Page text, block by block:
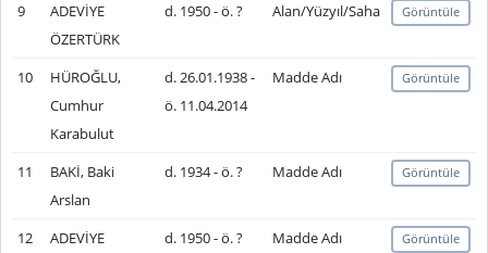
9
ADEVİYE
ÖZERTÜRK
d. 1950 - ö. ? Alan/Yüzyıl/Saha Görüntüle
10
HÜROĞLU,
Cumhur
Karabulut
d. 26.01.1938 -
ö. 11.04.2014
Madde Adı Görüntüle
11
BAKİ, Baki
Arslan
d. 1934 - ö. ? Madde Adı Görüntüle
12 ADEVİYE d. 1950 - ö. ? Madde Adı Görüntüle